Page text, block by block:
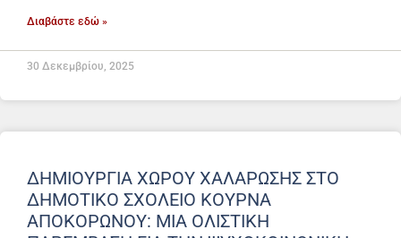
Διαβάστε εδώ »
30 Δεκεμβρίου, 2025
ΔΗΜΙΟΥΡΓΊΑ ΧΏΡΟΥ ΧΑΛΆΡΩΣΗΣ ΣΤΟ
ΔΗΜΟΤΙΚΌ ΣΧΟΛΕΊΟ ΚΟΥΡΝΆ
ΑΠΟΚΟΡΏΝΟΥ: ΜΙΑ ΟΛΙΣΤΙΚΉ